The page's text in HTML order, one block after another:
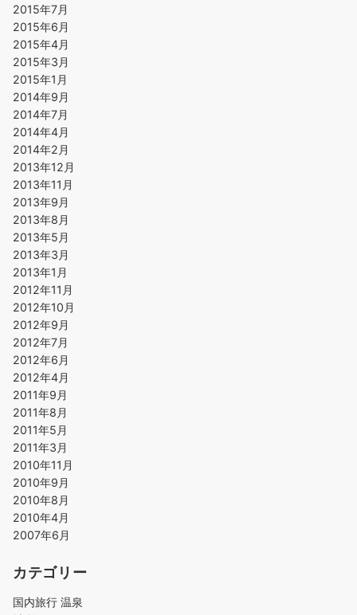
2015年7月
2015年6月
2015年4月
2015年3月
2015年1月
2014年9月
2014年7月
2014年4月
2014年2月
2013年12月
2013年11月
2013年9月
2013年8月
2013年5月
2013年3月
2013年1月
2012年11月
2012年10月
2012年9月
2012年7月
2012年6月
2012年4月
2011年9月
2011年8月
2011年5月
2011年3月
2010年11月
2010年9月
2010年8月
2010年4月
2007年6月
カテゴリー
国内旅行 温泉